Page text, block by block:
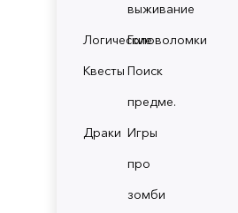
выживание
ЛогическиеГоловоломки
Квесты Поиск
предме.
Драки Игры
про
зомби